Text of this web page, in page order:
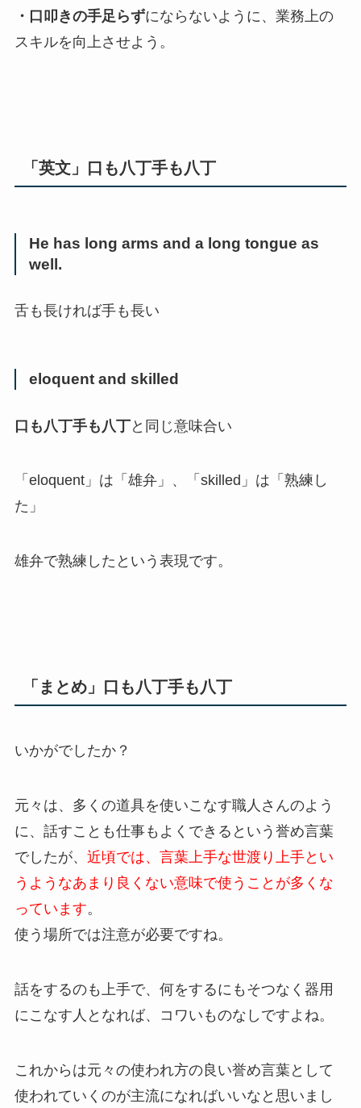
・口叩きの手足らずにならないように、業務上の
スキルを向上させよう。
「英文」口も八丁手も八丁
He has long arms and a long tongue as
well.
舌も長ければ手も長い
eloquent and skilled
口も八丁手も八丁と同じ意味合い
「eloquent」は「雄弁」、「skilled」は「熟練し
た」
雄弁で熟練したという表現です。
「まとめ」口も八丁手も八丁
いかがでしたか？
元々は、多くの道具を使いこなす職人さんのよう
に、話すことも仕事もよくできるという誉め言葉
でしたが、 近頃では、言葉上手な世渡り上手とい
うようなあまり良くない意味で使うことが多くな
っています。
使う場所では注意が必要ですね。
話をするのも上手で、何をするにもそつなく器用
にこなす人となれば、コワいものなしですよね。
これからは元々の使われ方の良い誉め言葉として
使われていくのが主流になればいいなと思いまし